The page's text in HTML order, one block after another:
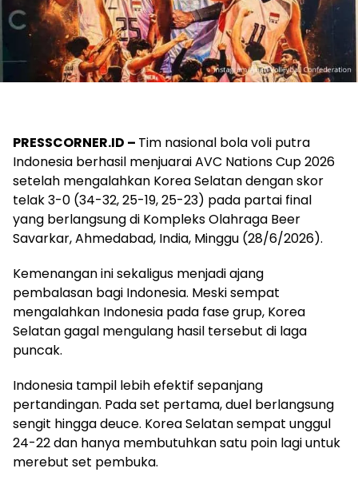
PRESSCORNER.ID – Tim nasional bola voli putra
Indonesia berhasil menjuarai AVC Nations Cup 2026
setelah mengalahkan Korea Selatan dengan skor
telak 3-0 (34-32, 25-19, 25-23) pada partai final
yang berlangsung di Kompleks Olahraga Beer
Savarkar, Ahmedabad, India, Minggu (28/6/2026).
Kemenangan ini sekaligus menjadi ajang
pembalasan bagi Indonesia. Meski sempat
mengalahkan Indonesia pada fase grup, Korea
Selatan gagal mengulang hasil tersebut di laga
puncak.
Indonesia tampil lebih efektif sepanjang
pertandingan. Pada set pertama, duel berlangsung
sengit hingga deuce. Korea Selatan sempat unggul
24-22 dan hanya membutuhkan satu poin lagi untuk
merebut set pembuka.